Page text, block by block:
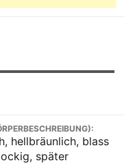
hellbräunlich, blass
später